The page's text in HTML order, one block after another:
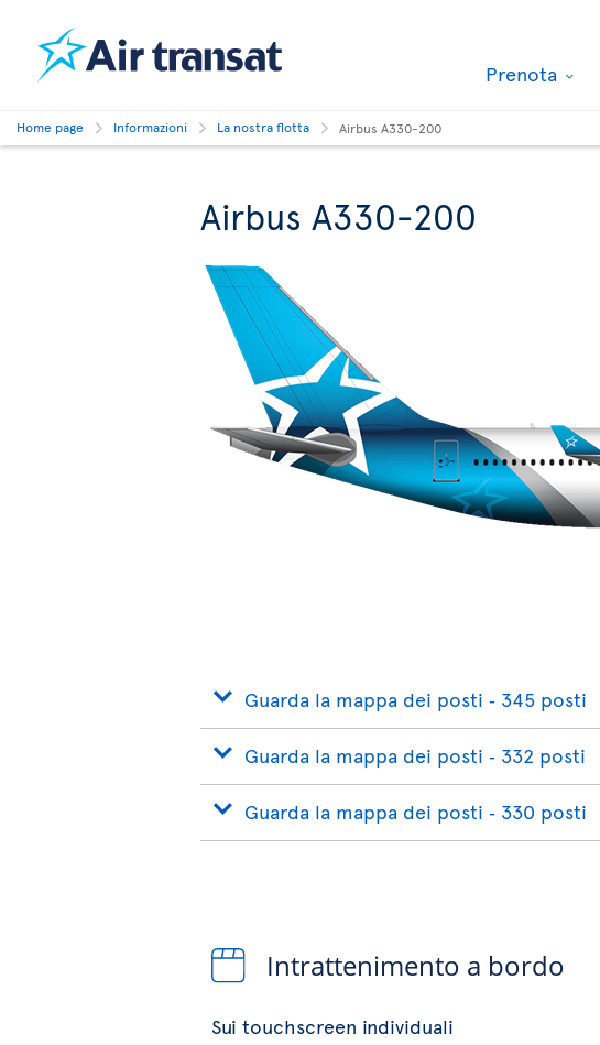
Prenota
Home page Informazioni La nostra flotta Airbus A330-200
Airbus A330-200
Guarda la mappa dei posti ‐ 345 posti
Guarda la mappa dei posti ‐ 332 posti
Guarda la mappa dei posti ‐ 330 posti
Intrattenimento a bordo
Sui touchscreen individuali